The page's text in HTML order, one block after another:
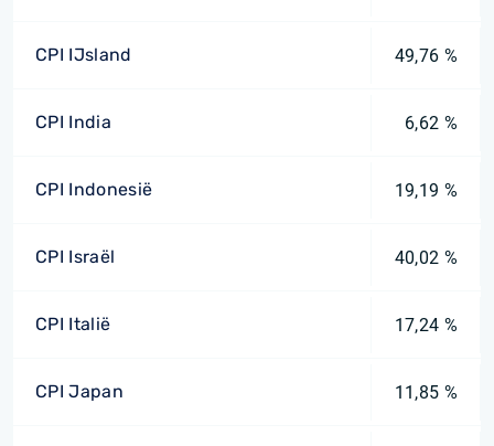
CPI IJsland 49,76 %
CPI India 6,62 %
CPI Indonesië 19,19 %
CPI Israël 40,02 %
CPI Italië 17,24 %
CPI Japan 11,85 %